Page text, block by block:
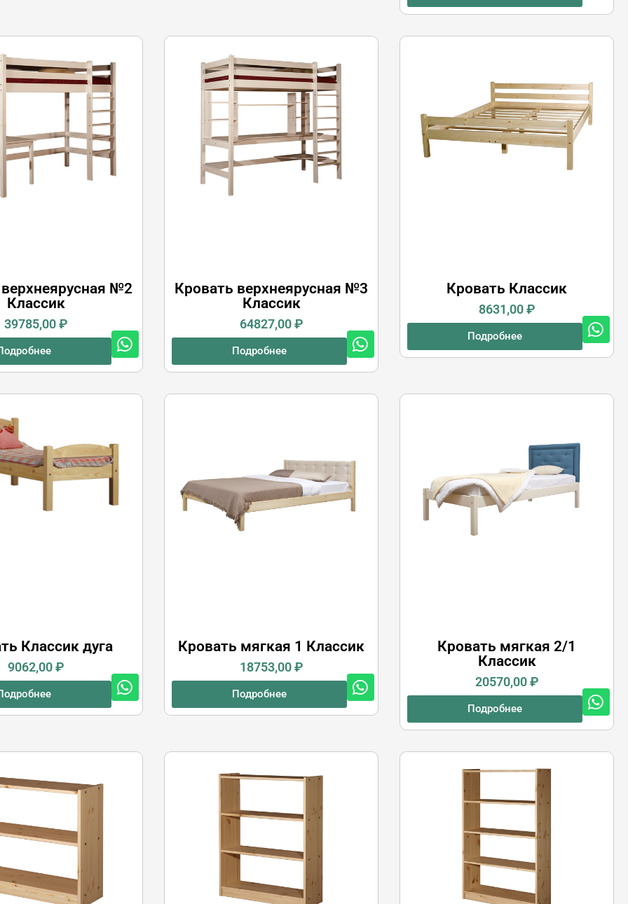
№2
Классик
39785,00₽
Кровать верхнеярусная №3
Классик
64827,00₽
Подробнее
Кровать Классик
8631,00₽
Подробнее
Классик дуга
9062,00₽
Кровать мягкая 1 Классик
18753,00₽
Подробнее
Кровать мягкая 2/1
Классик
20570,00₽
Подробнее